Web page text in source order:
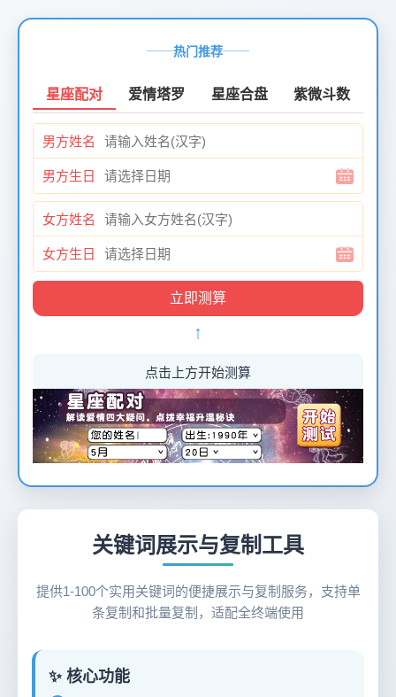
页
2026-
热门推荐
星座配对 爱情塔罗 星座合盘 紫微斗数
男方姓名
男方生日
女方姓名
女方生日
↑
点击上方开始测算
关键词展示与复制工具
提供1-100个实用关键词的便捷展示与复制服务，支持单
条复制和批量复制，适配全终端使用
✨ 核心功能